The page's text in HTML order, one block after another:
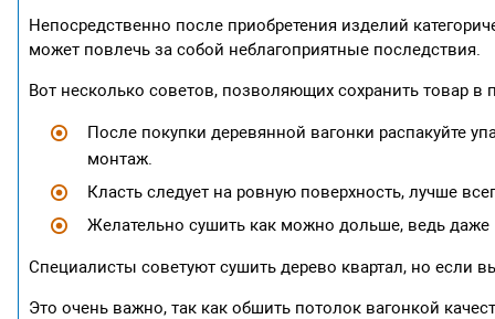
Непосредственно после приобретения изделий
может повлечь за собой неблагоприятные последствия.
Вот несколько советов, позволяющих сохранить товар в
После покупки деревянной вагонки распакуйте
монтаж.
Класть следует на ровную поверхность, лучше
Желательно сушить как можно дольше, ведь
Специалисты советуют сушить дерево квартал, но если
Это очень важно, так как обшить потолок вагонкой